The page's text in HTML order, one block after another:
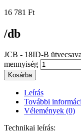
16 781 Ft
/db
JCB - 18ID-B
mennyiség
Kosárba
Leírás
További
Vélemények (0)
Technikai leírás: